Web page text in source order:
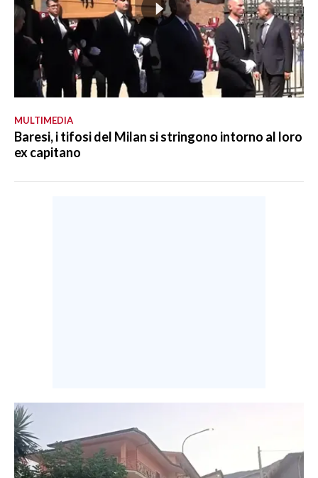
MULTIMEDIA
Baresi, i tifosi del Milan si stringono intorno al loro
ex capitano